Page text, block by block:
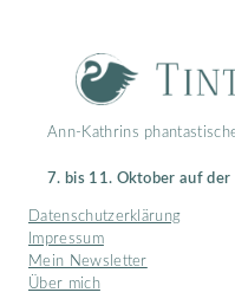
Ann-Kathrins
7. bis 11. Oktober auf
Datenschutzerklärung
Impressum
Mein Newsletter
Über mich